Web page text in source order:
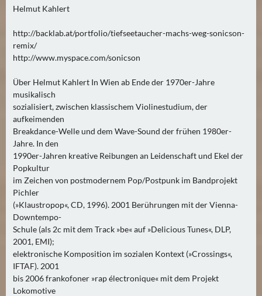
Helmut Kahlert
http://backlab.at/portfolio/tiefseetaucher-machs-weg-sonicson-
remix/
http://www.myspace.com/sonicson
Über Helmut Kahlert In Wien ab Ende der 1970er-Jahre
musikalisch
sozialisiert, zwischen klassischem Violinestudium, der
aufkeimenden
Breakdance-Welle und dem Wave-Sound der frühen 1980er-
Jahre. In den
1990er-Jahren kreative Reibungen an Leidenschaft und Ekel der
Popkultur
im Zeichen von postmodernem Pop/Postpunk im Bandprojekt
Pichler
(»Klaustropop«, CD, 1996). 2001 Berührungen mit der Vienna-
Downtempo-
Schule (als 2c mit dem Track »be« auf »Delicious Tunes«, DLP,
2001, EMI);
elektronische Komposition im sozialen Kontext (»Crossings«,
IFTAF). 2001
bis 2006 frankofoner »rap électronique« mit dem Projekt
Lokomotive